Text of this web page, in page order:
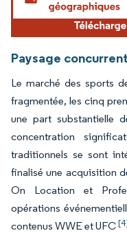
Paysage
Le marché des sports
fragmentée, les cinq
une part substantielle
concentration
traditionnels se sont
finalisé une acquisition
On Location et
opérations
contenus WWE et UFC